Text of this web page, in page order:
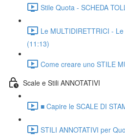
Stile Quota - SCHEDA
Le MULTIDIRETTRICI -
(11:13)
Come creare uno STILE
Scale e Stili ANNOTATIVI
■ Capire le SCALE DI
STILI ANNOTATIVI per